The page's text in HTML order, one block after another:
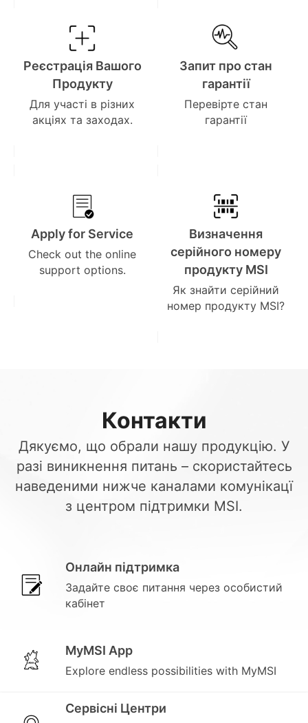
Реєстрація Вашого
Продукту
Для участі в різних
акціях та заходах.
Запит про стан
гарантії
Перевірте стан
гарантії
Apply for Service
Check out the online
support options.
Визначення
серійного номеру
продукту MSI
Як знайти серійний
номер продукту MSI?
Контакти
Дякуємо, що обрали нашу продукцію. У
разі виникнення питань – скористайтесь
наведеними нижче каналами комунікацї
з центром підтримки MSI.
Онлайн підтримка
Задайте своє питання через особистий
кабінет
MyMSI App
Explore endless possibilities with MyMSI
Сервісні Центри